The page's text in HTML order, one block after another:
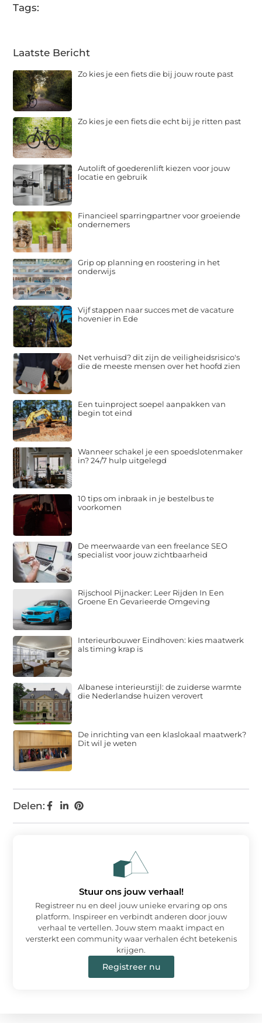
Tags:
Delen:
Laatste Bericht
Zo kies je een fiets die bij jouw route past
Zo kies je een fiets die echt bij je ritten past
Autolift of goederenlift kiezen voor jouw
locatie en gebruik
Financieel sparringpartner voor groeiende
ondernemers
Grip op planning en roostering in het
onderwijs
Vijf stappen naar succes met de vacature
hovenier in Ede
Net verhuisd? dit zijn de veiligheidsrisico's
die de meeste mensen over het hoofd zien
Een tuinproject soepel aanpakken van
begin tot eind
Wanneer schakel je een spoedslotenmaker
in? 24/7 hulp uitgelegd
10 tips om inbraak in je bestelbus te
voorkomen
De meerwaarde van een freelance SEO
specialist voor jouw zichtbaarheid
Rijschool Pijnacker: Leer Rijden In Een
Groene En Gevarieerde Omgeving
Interieurbouwer Eindhoven: kies maatwerk
als timing krap is
Albanese interieurstijl: de zuiderse warmte
die Nederlandse huizen verovert
De inrichting van een klaslokaal maatwerk?
Dit wil je weten
Stuur ons jouw verhaal!
Registreer nu en deel jouw unieke ervaring op ons
platform. Inspireer en verbindt anderen door jouw
verhaal te vertellen. Jouw stem maakt impact en
versterkt een community waar verhalen écht betekenis
krijgen.
Registreer nu